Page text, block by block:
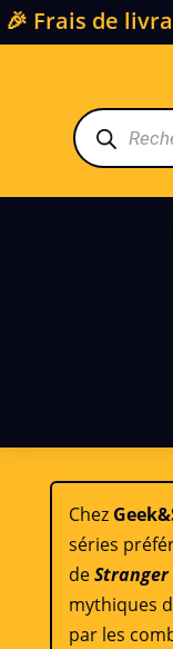
🎉 Frais de
Recherche
de
produits
Chez
séries
deStranger
mythiques
par les